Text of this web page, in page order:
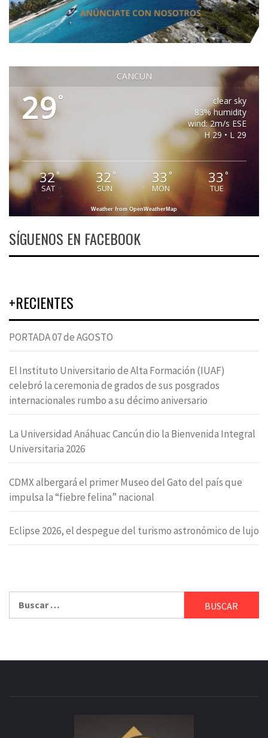
CANCUN
29°
clear sky
83% humidity
wind: 2m/s ESE
H 29 • L 29
32°
SAT
32°
SUN
33 °
MON
33°
TUE
Weather from OpenWeatherMap
SÍGUENOS EN FACEBOOK
+RECIENTES
PORTADA 07 de AGOSTO
El Instituto Universitario de Alta Formación (IUAF)
celebró la ceremonia de grados de sus posgrados
internacionales rumbo a su décimo aniversario
La Universidad Anáhuac Cancún dio la Bienvenida Integral
Universitaria 2026
CDMX albergará el primer Museo del Gato del país que
impulsa la “fiebre felina” nacional
Eclipse 2026, el despegue del turismo astronómico de lujo